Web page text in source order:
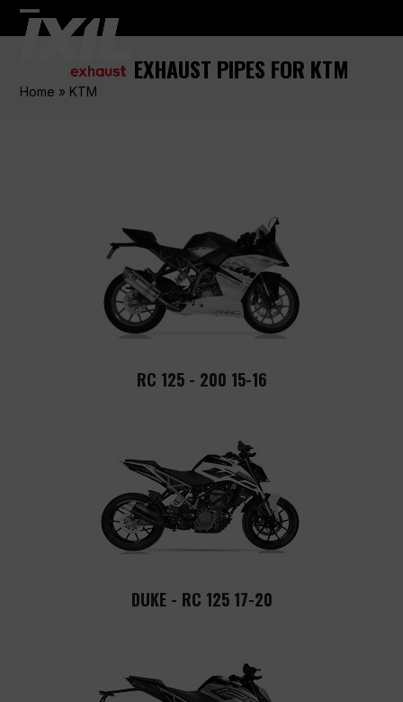
Skip
Open
menu
Close
menu
EXHAUST PIPES FOR KTM
Home » KTM
RC 125 - 200 15-16
DUKE - RC 125 17-20